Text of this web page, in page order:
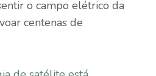
o campo elétrico da
centenas de